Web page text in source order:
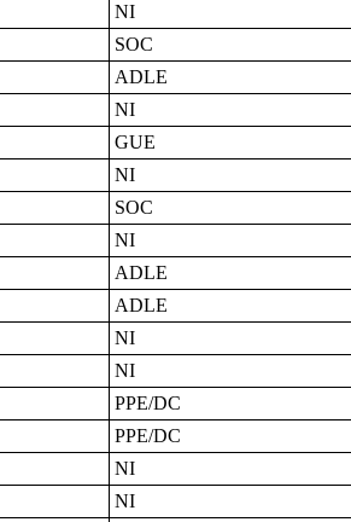
NI
SOC
ADLE
NI
GUE
NI
SOC
NI
ADLE
ADLE
NI
NI
PPE/DC
PPE/DC
NI
NI